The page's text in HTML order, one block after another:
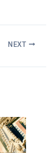
NEXT